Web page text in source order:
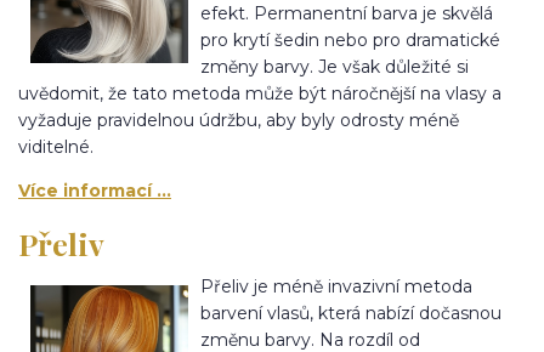
efekt. Permanentní barva je skvělá
pro krytí šedin nebo pro dramatické
změny barvy. Je však důležité si
uvědomit, že tato metoda může být náročnější na vlasy a
vyžaduje pravidelnou údržbu, aby byly odrosty méně
viditelné.
Více informací ...
Přeliv
Přeliv je méně invazivní metoda
barvení vlasů, která nabízí dočasnou
změnu barvy. Na rozdíl od